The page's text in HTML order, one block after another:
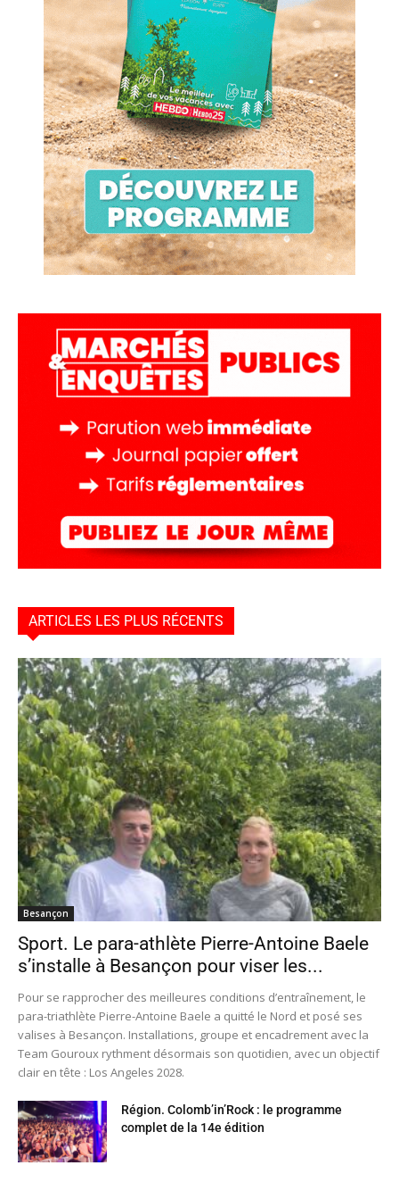
ARTICLES LES PLUS RÉCENTS
Besançon
Sport. Le para-athlète Pierre-Antoine Baele
s’installe à Besançon pour viser les...
Pour se rapprocher des meilleures conditions d’entraînement, le
para-triathlète Pierre-Antoine Baele a quitté le Nord et posé ses
valises à Besançon. Installations, groupe et encadrement avec la
Team Gouroux rythment désormais son quotidien, avec un objectif
clair en tête : Los Angeles 2028.
Région. Colomb’in’Rock : le programme
complet de la 14e édition